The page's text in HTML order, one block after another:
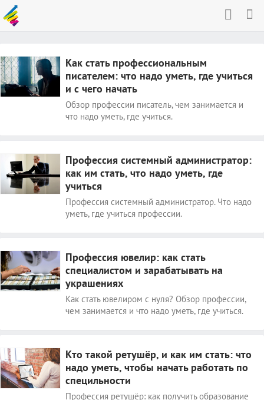
Как стать профессиональным
писателем: что надо уметь, где учиться
и с чего начать
Обзор профессии писатель, чем занимается и
что надо уметь, где учиться.
Профессия системный администратор:
как им стать, что надо уметь, где
учиться
Профессия системный администратор. Что надо
уметь, где учиться профессии.
Профессия ювелир: как стать
специалистом и зарабатывать на
украшениях
Как стать ювелиром с нуля? Обзор профессии,
чем занимается и что надо уметь, где учиться.
Кто такой ретушёр, и как им стать: что
надо уметь, чтобы начать работать по
специльности
Профессия ретушёр: как получить образование